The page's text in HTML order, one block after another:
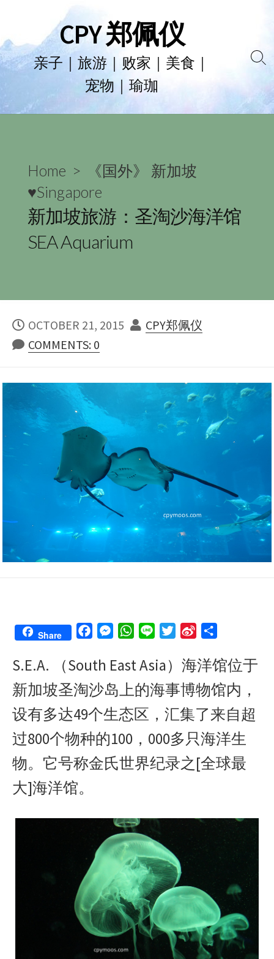
to
content
CPY 郑佩仪
亲子｜旅游｜败家｜美食｜
宠物｜瑜珈
Home >
《国外》 新加坡
♥Singapore
新加坡旅游：圣淘沙海洋馆
SEA Aquarium
PUBLISHED
DATE
OCTOBER 21, 2015 AUTHOR
CPY郑佩仪
COMMENTS: 0
Share
c
b
o
k
s
e
n
e
r
W
a
s
A
n
t
e
n
W
e
b
o
a
e
S.E.A. （South East Asia）海洋馆位于
新加坡圣淘沙岛上的海事博物馆内，
设有多达49个生态区，汇集了来自超
过800个物种的100，000多只海洋生
物。它号称金氏世界纪录之[全球最
大]海洋馆。